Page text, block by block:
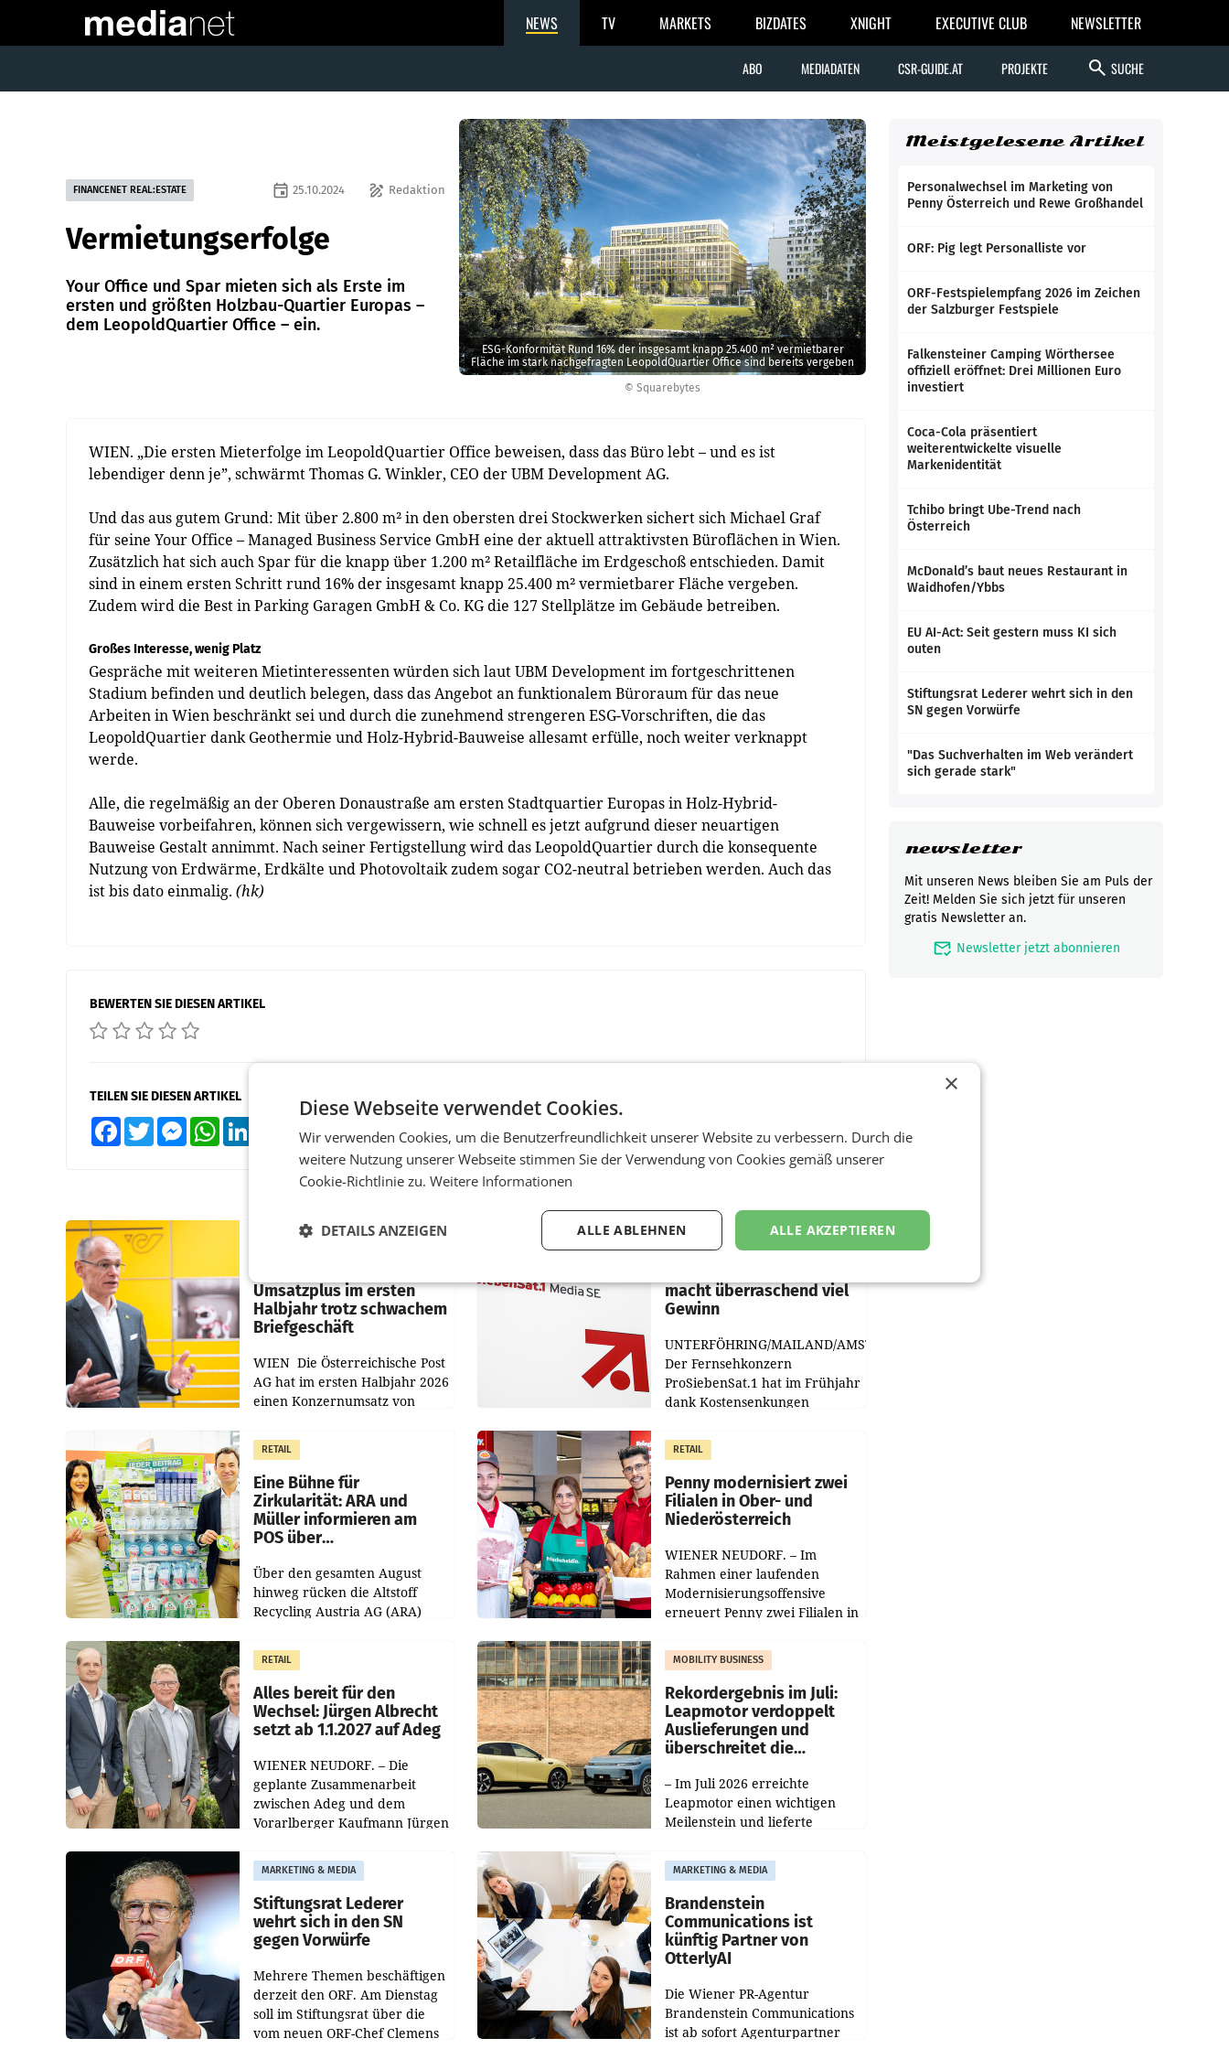
NEWS TV MARKETS BIZDATES XNIGHT EXECUTIVE CLUB NEWSLETTER
ABO MEDIADATEN CSR-GUIDE.AT PROJEKTE search SUCHE
© Squarebytes
ESG-Konformität Rund 16% der insgesamt knapp 25.400 m² vermietbarer
Fläche im stark nachgefragten LeopoldQuartier Office sind bereits vergeben
FINANCENET REAL:ESTATE draw Redaktion
event 25.10.2024
Vermietungserfolge
Your Office und Spar mieten sich als Erste im
ersten und größten Holzbau-Quartier Europas –
dem LeopoldQuartier Office – ein.
WIEN. „Die ersten Mieterfolge im LeopoldQuartier Office beweisen, dass das Büro lebt – und es ist
lebendiger denn je”, schwärmt Thomas G. Winkler, CEO der UBM Development AG.
Und das aus gutem Grund: Mit über 2.800 m² in den obersten drei Stockwerken sichert sich Michael Graf
für seine Your Office – Managed Business Service GmbH eine der aktuell attraktivsten Büroflächen in Wien.
Zusätzlich hat sich auch Spar für die knapp über 1.200 m² Retailfläche im Erdgeschoß entschieden. Damit
sind in einem ersten Schritt rund 16% der insgesamt knapp 25.400 m² vermietbarer Fläche vergeben.
Zudem wird die Best in Parking Garagen GmbH & Co. KG die 127 Stellplätze im Gebäude betreiben.
Großes Interesse, wenig Platz
Gespräche mit weiteren Mietinteressenten würden sich laut UBM Development im fortgeschrittenen
Stadium befinden und deutlich belegen, dass das Angebot an funktionalem Büroraum für das neue
Arbeiten in Wien beschränkt sei und durch die zunehmend strengeren ESG-Vorschriften, die das
LeopoldQuartier dank Geothermie und Holz-Hybrid-Bauweise allesamt erfülle, noch weiter verknappt
werde.
Alle, die regelmäßig an der Oberen Donaustraße am ersten Stadtquartier Europas in Holz-Hybrid-
Bauweise vorbeifahren, können sich vergewissern, wie schnell es jetzt aufgrund dieser neuartigen
Bauweise Gestalt annimmt. Nach seiner Fertigstellung wird das LeopoldQuartier durch die konsequente
Nutzung von Erdwärme, Erdkälte und Photovoltaik zudem sogar CO2-neutral betrieben werden. Auch das
ist bis dato einmalig. (hk)
BEWERTEN SIE DIESEN ARTIKEL
TEILEN SIE DIESEN ARTIKEL
FacebookTwitter MessengerWhatsApp
PRIMENEWS
Umsatzplus im ersten
Halbjahr trotz schwachem
Briefgeschäft
WIEN Die Österreichische Post
AG hat im ersten Halbjahr 2026
einen Konzernumsatz von
erwirtschaftet, was einem Plus
von 3,8 Prozent gegenüber
dem Vergleichszeitraum
MARKETING & MEDIA
macht überraschend viel
Gewinn
UNTERFÖHRING/MAILAND/AMSTERDAM.
Der Fernsehkonzern
ProSiebenSat.1 hat im Frühjahr
dank Kostensenkungen
gemacht und die
Markterwartung deutlich
übertroffen.
RETAIL
Eine Bühne für
Zirkularität: ARA und
Müller informieren am
POS über
Über den gesamten August
hinweg rücken die Altstoff
Recycling Austria AG (ARA)
Müller die Initiative „Kreislauf-
Helden“ in allen
österreichischen Müller-Filialen
RETAIL
Penny modernisiert zwei
Filialen in Ober- und
Niederösterreich
WIENER NEUDORF. – Im
Rahmen einer laufenden
Modernisierungsoffensive
erneuert Penny zwei Filialen in
Die beiden Standorte liegen in
Haag sowie im rund
RETAIL
Alles bereit für den
Wechsel: Jürgen Albrecht
setzt ab 1.1.2027 auf Adeg
WIENER NEUDORF. – Die
geplante Zusammenarbeit
zwischen Adeg und dem
Vorarlberger Kaufmann Jürgen
freigegeben: Die
Bundeswettbewerbsbehörde
und der Bundeskartellanwalt
MOBILITY BUSINESS
Rekordergebnis im Juli:
Leapmotor verdoppelt
Auslieferungen und
überschreitet die
– Im Juli 2026 erreichte
Leapmotor einen wichtigen
Meilenstein und lieferte
aus, womit sich das Ergebnis
gegenüber Juli 2025 mehr als
verdoppelte (+102
MARKETING & MEDIA
Stiftungsrat Lederer
wehrt sich in den SN
gegen Vorwürfe
Mehrere Themen beschäftigen
derzeit den ORF. Am Dienstag
soll im Stiftungsrat über die
vom neuen ORF-Chef Clemens
MARKETING & MEDIA
Brandenstein
Communications ist
künftig Partner von
OtterlyAI
Die Wiener PR-Agentur
Brandenstein Communications
ist ab sofort Agenturpartner
Meistgelesene Artikel
Personalwechsel im Marketing von
Penny Österreich und Rewe Großhandel
ORF: Pig legt Personalliste vor
ORF-Festspielempfang 2026 im Zeichen
der Salzburger Festspiele
Falkensteiner Camping Wörthersee
offiziell eröffnet: Drei Millionen Euro
investiert
Coca-Cola präsentiert
weiterentwickelte visuelle
Markenidentität
Tchibo bringt Ube-Trend nach
Österreich
McDonald’s baut neues Restaurant in
Waidhofen/Ybbs
EU AI-Act: Seit gestern muss KI sich
outen
Stiftungsrat Lederer wehrt sich in den
SN gegen Vorwürfe
"Das Suchverhalten im Web verändert
sich gerade stark"
newsletter
Mit unseren News bleiben Sie am Puls der
Zeit! Melden Sie sich jetzt für unseren
gratis Newsletter an.
mark_email_read Newsletter jetzt abonnieren
×
Diese Webseite verwendet Cookies.
Wir verwenden Cookies, um die Benutzerfreundlichkeit unserer Website zu verbessern. Durch die
weitere Nutzung unserer Webseite stimmen Sie der Verwendung von Cookies gemäß unserer
Cookie-Richtlinie zu. Weitere Informationen
ALLE AKZEPTIEREN
ALLE ABLEHNEN
DETAILS ANZEIGEN